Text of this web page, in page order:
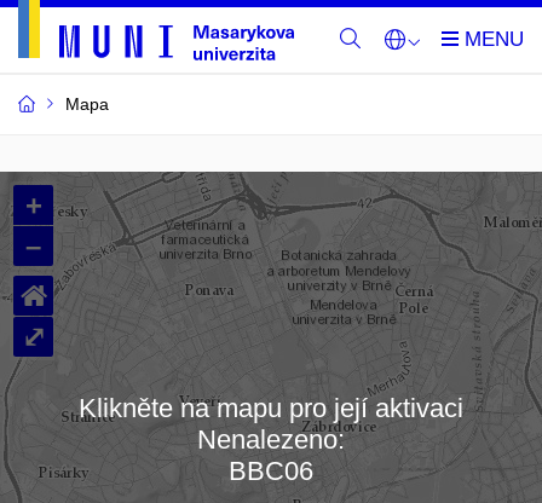
Mapa
Budovy
a
místnosti
MU
Načítám mapu…
+
–
⌂
⤢
Klikněte na mapu pro její aktivaci
Nenalezeno:
BBC06